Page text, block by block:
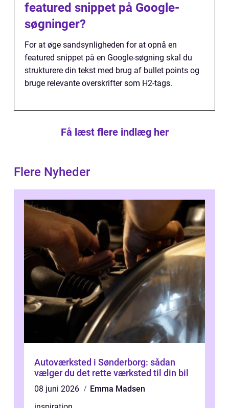
featured snippet på Google-
søgninger?
For at øge sandsynligheden for at opnå en
featured snippet på en Google-søgning skal du
strukturere din tekst med brug af bullet points og
bruge relevante overskrifter som H2-tags.
Få læst flere indlæg her
Flere Nyheder
Autoværksted i Sønderborg: sådan
vælger du det rette værksted til din bil
08 juni 2026
Emma Madsen